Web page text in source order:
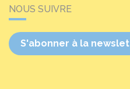
NOUS SUIVRE
S'abonner à la